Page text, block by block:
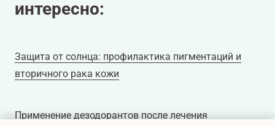
интересно:
Защита от солнца: профилактика пигментаций и
вторичного рака кожи
Применение дезодорантов после лечения